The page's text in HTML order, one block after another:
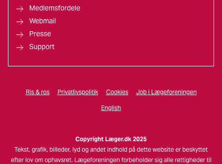
Medlemsfordele
Webmail
Presse
Support
Ris & ros Privatlivspolitik Cookies Job i Lægeforeningen
English
Copyright Læger.dk 2025
Tekst, grafik, billeder, lyd og andet indhold på dette website er beskyttet
efter lov om ophavsret. Lægeforeningen forbeholder sig alle rettigheder til